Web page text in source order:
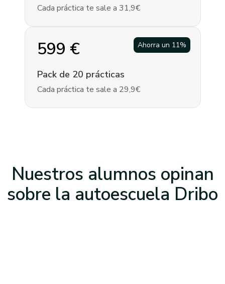
Cada práctica te sale a 31,9€
Ahorra un 11%
599 €
Pack de 20 prácticas
Cada práctica te sale a 29,9€
Nuestros alumnos opinan
sobre la autoescuela Dribo